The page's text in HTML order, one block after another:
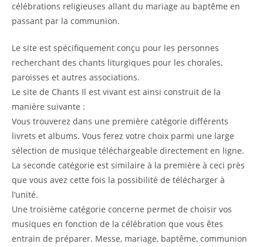
célébrations religieuses allant du mariage au baptême en
passant par la communion.
Le site est spécifiquement conçu pour les personnes
recherchant des chants liturgiques pour les chorales,
paroisses et autres associations.
Le site de Chants Il est vivant est ainsi construit de la
manière suivante :
Vous trouverez dans une première catégorie différents
livrets et albums. Vous ferez votre choix parmi une large
sélection de musique téléchargeable directement en ligne.
La seconde catégorie est similaire à la première à ceci près
que vous avez cette fois la possibilité de télécharger à
l’unité.
Une troisième catégorie concerne permet de choisir vos
musiques en fonction de la célébration que vous êtes
entrain de préparer. Messe, mariage, baptême, communion